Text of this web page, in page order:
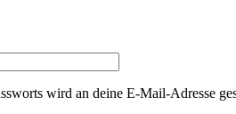
wird an deine E-Mail-Adresse